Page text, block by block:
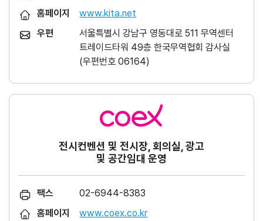
홈페이지
www.kita.net
우편
서울특별시 강남구 영동대로 511 무역센터
트레이드타워 49층 한국무역협회 감사실
(우편번호 06164)
전시컨벤션 및 전시장, 회의실, 광고
및 공간임대 운영
팩스
02-6944-8383
홈페이지
www.coex.co.kr